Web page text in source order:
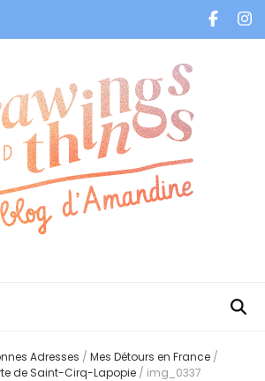
Adresses / Mes Détours en France /
de Saint-Cirq-Lapopie / img_0337